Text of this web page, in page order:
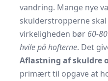
vandring. Mange nye
skulderstropperne
virkeligheden bør 60-
hvile på hofterne. Det
Aflastning af skuldre
primært til opgave at